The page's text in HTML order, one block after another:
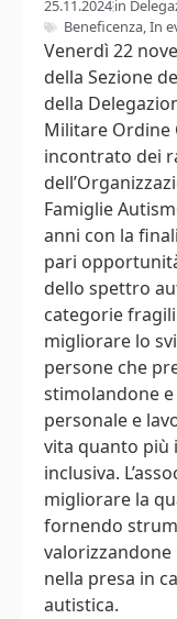
25.11.2024in
Beneficenza,In
Venerdì 22
della Sezione
della
Militare Ordine
incontrato dei
Famiglie
anni con la
pari
dello spettro
categorie
migliorare lo
persone che
stimolandone
personale e
vita quanto più
inclusiva.
migliorare la
fornendo
nella presa in
autistica.